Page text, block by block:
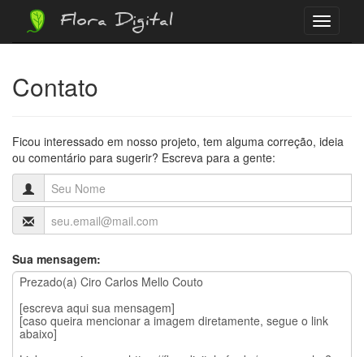
Menu
Flora Digital
Contato
Ficou interessado em nosso projeto, tem alguma correção, ideia
ou comentário para sugerir? Escreva para a gente:
Sua mensagem: